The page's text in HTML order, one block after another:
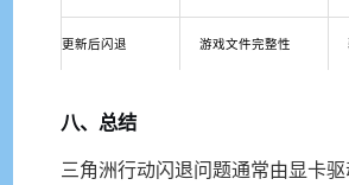
更新后闪退 游戏文件完整性
八、总结
三角洲行动闪退问题通常由显卡